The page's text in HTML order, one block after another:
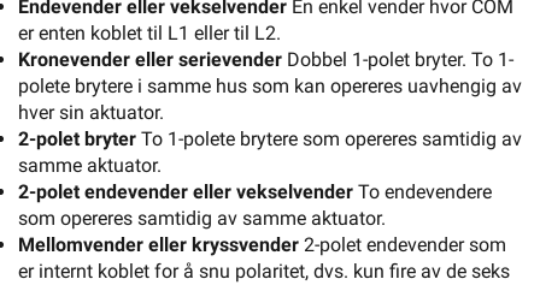
Endevender eller vekselvender En enkel vender hvor COM
er enten koblet til L1 eller til L2.
Kronevender eller serievender Dobbel 1-polet bryter. To 1-
polete brytere i samme hus som kan opereres uavhengig av
hver sin aktuator.
2-polet bryter To 1-polete brytere som opereres samtidig av
samme aktuator.
2-polet endevender eller vekselvender To endevendere
som opereres samtidig av samme aktuator.
Mellomvender eller kryssvender 2-polet endevender som
er internt koblet for å snu polaritet, dvs. kun fire av de seks